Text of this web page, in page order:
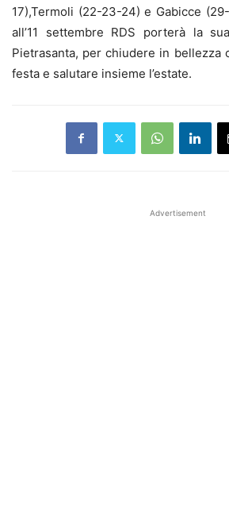
17),Termoli (22-23-24) e Gabicce
all’11 settembre RDS porterà la
Pietrasanta, per chiudere in bellezza
festa e salutare insieme l’estate.
Advertisement